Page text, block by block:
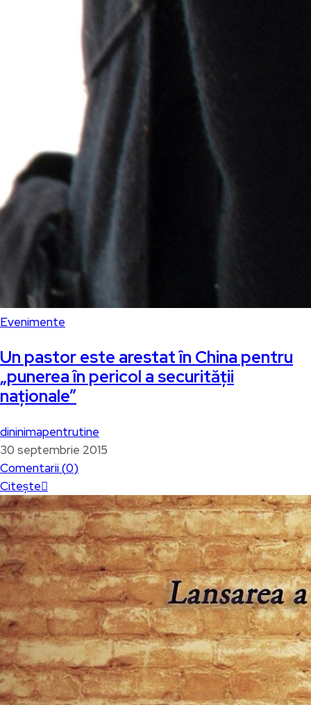
Evenimente
Un pastor este arestat în China pentru
„punerea în pericol a securităţii
naţionale”
dininimapentrutine
30 septembrie 2015
Comentarii (0)
Citește